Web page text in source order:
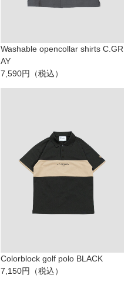
Washable opencollar shirts C.GR
AY
7,590円（税込）
Colorblock golf polo BLACK
7,150円（税込）